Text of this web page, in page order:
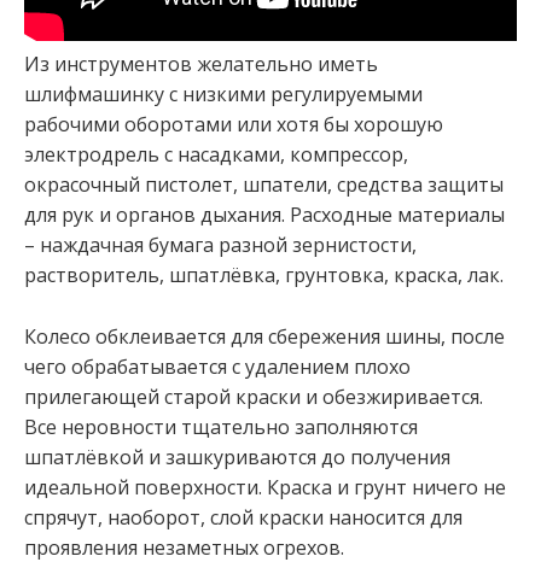
Из инструментов желательно иметь
шлифмашинку с низкими регулируемыми
рабочими оборотами или хотя бы хорошую
электродрель с насадками, компрессор,
окрасочный пистолет, шпатели, средства защиты
для рук и органов дыхания. Расходные материалы
– наждачная бумага разной зернистости,
растворитель, шпатлёвка, грунтовка, краска, лак.
Колесо обклеивается для сбережения шины, после
чего обрабатывается с удалением плохо
прилегающей старой краски и обезжиривается.
Все неровности тщательно заполняются
шпатлёвкой и зашкуриваются до получения
идеальной поверхности. Краска и грунт ничего не
спрячут, наоборот, слой краски наносится для
проявления незаметных огрехов.